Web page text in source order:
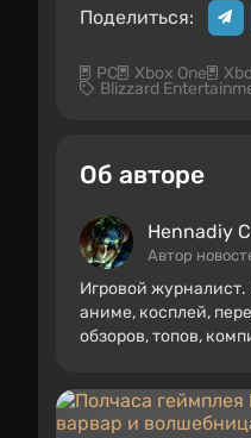
Поделиться:
PC Xbox One
Blizzard
Об авторе
Hennadiy
Автор
Игровой журналист.
аниме, косплей,
обзоров, топов,